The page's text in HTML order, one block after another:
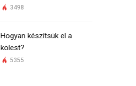
3498
Hogyan készítsük el a
kölest?
5355